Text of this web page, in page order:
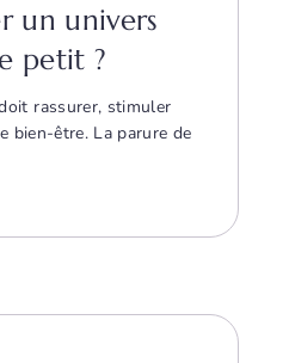
un univers
petit ?
rassurer, stimuler
bien-être. La parure de